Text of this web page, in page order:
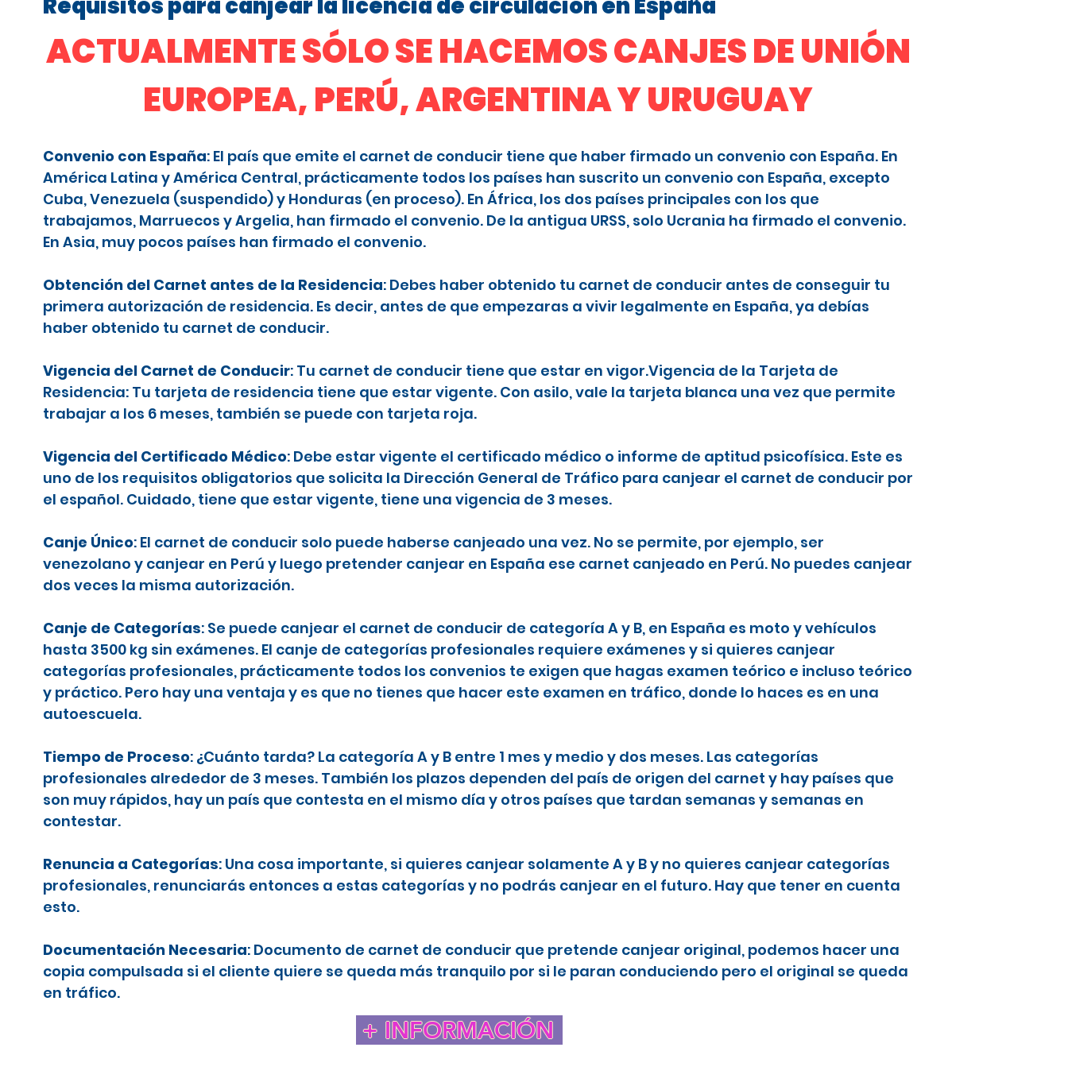
Requisitos para canjear la licencia de circulación en España
ACTUALMENTE SÓLO SE HACEMOS CANJES DE UNIÓN
EUROPEA, PERÚ, ARGENTINA Y URUGUAY
Convenio con España: El país que emite el carnet de conducir tiene que haber firmado un convenio con España. En
América Latina y América Central, prácticamente todos los países han suscrito un convenio con España, excepto
Cuba, Venezuela (suspendido) y Honduras (en proceso). En África, los dos países principales con los que
trabajamos, Marruecos y Argelia, han firmado el convenio. De la antigua URSS, solo Ucrania ha firmado el convenio.
En Asia, muy pocos países han firmado el convenio.
Obtención del Carnet antes de la Residencia: Debes haber obtenido tu carnet de conducir antes de conseguir tu
primera autorización de residencia. Es decir, antes de que empezaras a vivir legalmente en España, ya debías
haber obtenido tu carnet de conducir.
Vigencia del Carnet de Conducir: Tu carnet de conducir tiene que estar en vigor.Vigencia de la Tarjeta de
Residencia: Tu tarjeta de residencia tiene que estar vigente. Con asilo, vale la tarjeta blanca una vez que permite
trabajar a los 6 meses, también se puede con tarjeta roja.
Vigencia del Certificado Médico: Debe estar vigente el certificado médico o informe de aptitud psicofísica. Este es
uno de los requisitos obligatorios que solicita la Dirección General de Tráfico para canjear el carnet de conducir por
el español. Cuidado, tiene que estar vigente, tiene una vigencia de 3 meses.
Canje Único: El carnet de conducir solo puede haberse canjeado una vez. No se permite, por ejemplo, ser
venezolano y canjear en Perú y luego pretender canjear en España ese carnet canjeado en Perú. No puedes canjear
dos veces la misma autorización.
Canje de Categorías: Se puede canjear el carnet de conducir de categoría A y B, en España es moto y vehículos
hasta 3500 kg sin exámenes. El canje de categorías profesionales requiere exámenes y si quieres canjear
categorías profesionales, prácticamente todos los convenios te exigen que hagas examen teórico e incluso teórico
y práctico. Pero hay una ventaja y es que no tienes que hacer este examen en tráfico, donde lo haces es en una
autoescuela.
Tiempo de Proceso: ¿Cuánto tarda? La categoría A y B entre 1 mes y medio y dos meses. Las categorías
profesionales alrededor de 3 meses. También los plazos dependen del país de origen del carnet y hay países que
son muy rápidos, hay un país que contesta en el mismo día y otros países que tardan semanas y semanas en
contestar.
Renuncia a Categorías: Una cosa importante, si quieres canjear solamente A y B y no quieres canjear categorías
profesionales, renunciarás entonces a estas categorías y no podrás canjear en el futuro. Hay que tener en cuenta
esto.
Documentación Necesaria: Documento de carnet de conducir que pretende canjear original, podemos hacer una
copia compulsada si el cliente quiere se queda más tranquilo por si le paran conduciendo pero el original se queda
en tráfico.
+ INFORMACIÓN